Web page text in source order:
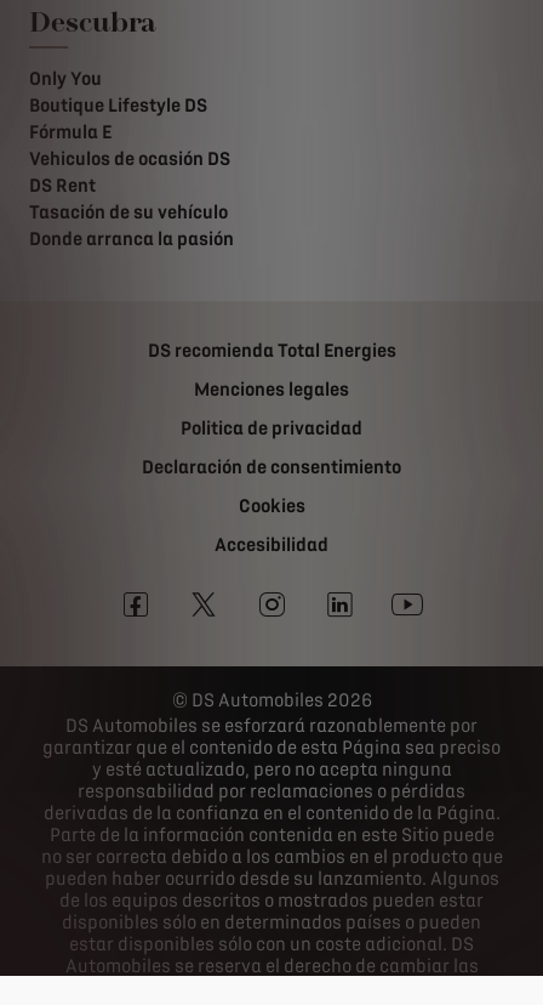
Descubra
Only You
Boutique Lifestyle DS
Fórmula E
Vehiculos de ocasión DS
DS Rent
Tasación de su vehículo
Donde arranca la pasión
DS recomienda Total Energies
Menciones legales
Politica de privacidad
Declaración de consentimiento
Cookies
Accesibilidad
DS Automobiles 2026
DS Automobiles se esforzará razonablemente por
garantizar que el contenido de esta Página sea preciso
y esté actualizado, pero no acepta ninguna
responsabilidad por reclamaciones o pérdidas
derivadas de la confianza en el contenido de la Página.
Parte de la información contenida en este Sitio puede
no ser correcta debido a los cambios en el producto que
pueden haber ocurrido desde su lanzamiento. Algunos
de los equipos descritos o mostrados pueden estar
disponibles sólo en determinados países o pueden
estar disponibles sólo con un coste adicional. DS
Automobiles se reserva el derecho de cambiar las